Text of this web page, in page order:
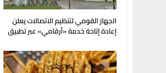
الجهاز القومي لتنظيم الاتصالات يعلن
إعادة إتاحة خدمة «أرقامي» عبر تطبيق